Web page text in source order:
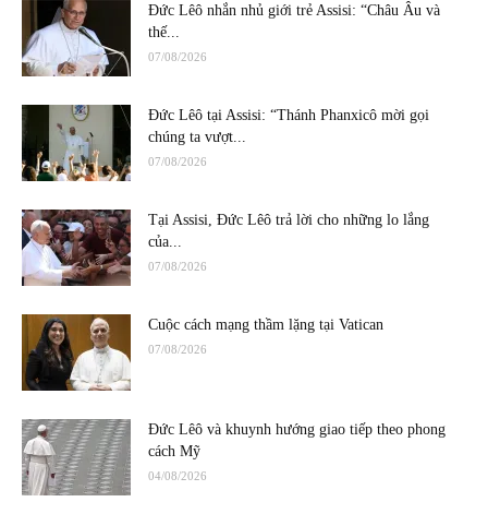
Đức Lêô nhắn nhủ giới trẻ Assisi: “Châu Âu và
thế...
07/08/2026
Đức Lêô tại Assisi: “Thánh Phanxicô mời gọi
chúng ta vượt...
07/08/2026
Tại Assisi, Đức Lêô trả lời cho những lo lắng
của...
07/08/2026
Cuộc cách mạng thầm lặng tại Vatican
07/08/2026
Đức Lêô và khuynh hướng giao tiếp theo phong
cách Mỹ
04/08/2026